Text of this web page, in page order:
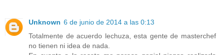
Unknown 6 de junio de 2014 a las 0:13
Totalmente de acuerdo lechuza, esta gente de masterchef
no tienen ni idea de nada.